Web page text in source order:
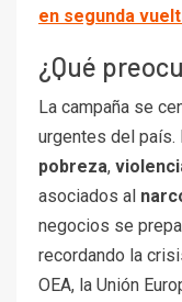
en segunda
¿Qué
La campaña se
urgentes del país.
pobreza,
asociados al
negocios se
recordando la
OEA, la Unión